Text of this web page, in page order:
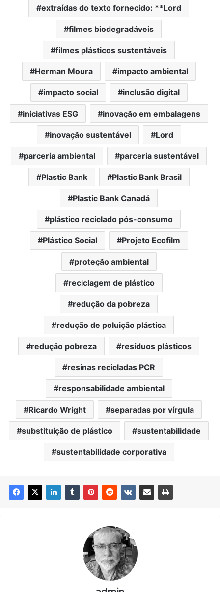
extraídas do texto fornecido: **Lord
filmes biodegradáveis
filmes plásticos sustentáveis
Herman Moura impacto ambiental
impacto social inclusão digital
iniciativas ESG inovação em embalagens
inovação sustentável Lord
parceria ambiental parceria sustentável
Plastic Bank Plastic Bank Brasil
Plastic Bank Canadá
plástico reciclado pós-consumo
Plástico Social Projeto Ecofilm
proteção ambiental
reciclagem de plástico
redução da pobreza
redução de poluição plástica
redução pobreza resíduos plásticos
resinas recicladas PCR
responsabilidade ambiental
Ricardo Wright separadas por vírgula
substituição de plástico sustentabilidade
sustentabilidade corporativa